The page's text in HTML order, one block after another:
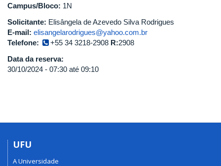
Campus/Bloco: 1N
Solicitante: Elisângela de Azevedo Silva Rodrigues
E-mail: elisangelarodrigues@yahoo.com.br
Telefone:
+55 34 3218-2908 R:2908
Data da reserva:
30/10/2024 - 07:30 até 09:10
UFU
A Universidade